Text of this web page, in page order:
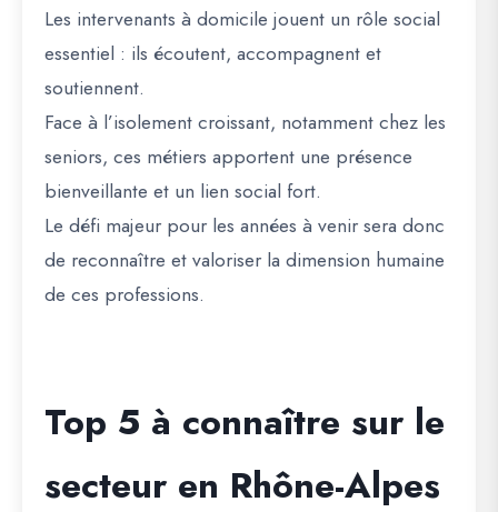
Les intervenants à domicile jouent un rôle social
essentiel : ils écoutent, accompagnent et
soutiennent.
Face à l’isolement croissant, notamment chez les
seniors, ces métiers apportent une présence
bienveillante et un lien social fort.
Le défi majeur pour les années à venir sera donc
de reconnaître et valoriser la dimension humaine
de ces professions.
Top 5 à connaître sur le
secteur en Rhône-Alpes